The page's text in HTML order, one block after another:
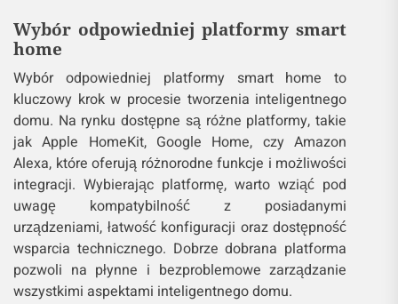
Wybór odpowiedniej platformy smart
home
Wybór odpowiedniej platformy smart home to
kluczowy krok w procesie tworzenia inteligentnego
domu. Na rynku dostępne są różne platformy, takie
jak Apple HomeKit, Google Home, czy Amazon
Alexa, które oferują różnorodne funkcje i możliwości
integracji. Wybierając platformę, warto wziąć pod
uwagę kompatybilność z posiadanymi
urządzeniami, łatwość konfiguracji oraz dostępność
wsparcia technicznego. Dobrze dobrana platforma
pozwoli na płynne i bezproblemowe zarządzanie
wszystkimi aspektami inteligentnego domu.